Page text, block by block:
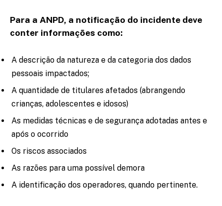
Para a ANPD, a notificação do incidente deve
conter informações como:
A descrição da natureza e da categoria dos dados
pessoais impactados;
A quantidade de titulares afetados (abrangendo
crianças, adolescentes e idosos)
As medidas técnicas e de segurança adotadas antes e
após o ocorrido
Os riscos associados
As razões para uma possível demora
A identificação dos operadores, quando pertinente.